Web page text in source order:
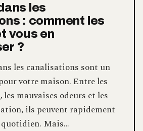
les
: comment les
vous en
?
les canalisations sont un
votre maison. Entre les
mauvaises odeurs et les
ils peuvent rapidement
Mais…